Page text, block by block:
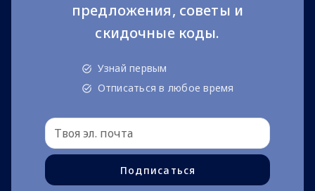
предложения, советы и
скидочные коды.
Узнай первым
Отписаться в любое время
Подписаться